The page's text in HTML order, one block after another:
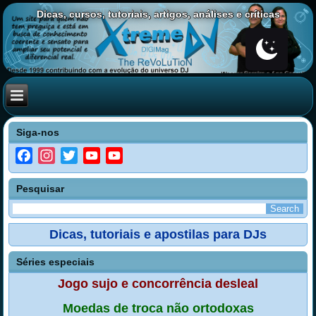
Dicas, cursos, tutoriais, artigos, análises e críticas
Siga-nos
FacebookInstagramTwitterYouTube
Channel
Pesquisar
Dicas, tutoriais e apostilas para DJs
Séries especiais
Jogo sujo e concorrência desleal
Moedas de troca não ortodoxas